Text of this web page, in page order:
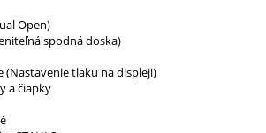
Open)
spodná doska)
tlaku na displeji)
a čiapky